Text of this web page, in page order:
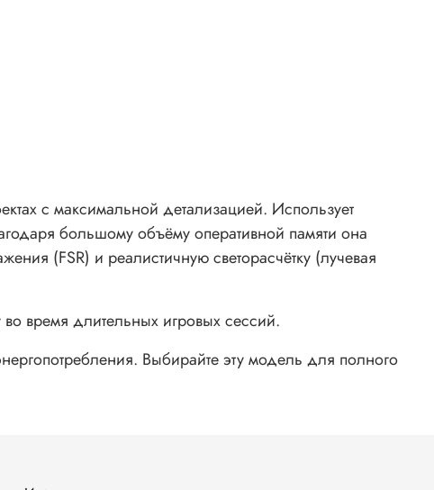
с максимальной детализацией. Использует
большому объёму оперативной памяти она
(FSR) и реалистичную светорасчётку (лучевая
время длительных игровых сессий.
Выбирайте эту модель для полного